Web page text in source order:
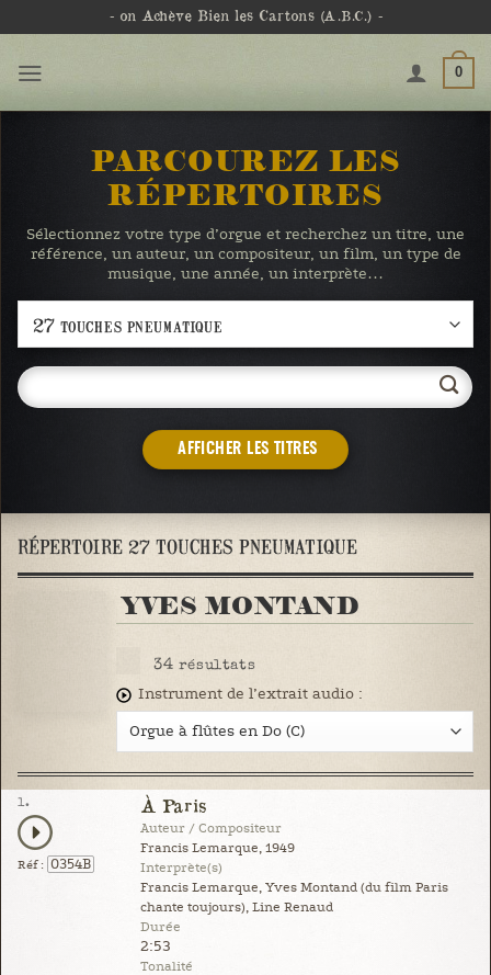
- on Achève Bien les Cartons (A.B.C.) -
0
PARCOUREZ LES
RÉPERTOIRES
Sélectionnez votre type d’orgue et recherchez un titre, une
référence, un auteur, un compositeur, un film, un type de
musique, une année, un interprète…
AFFICHER LES TITRES
RÉPERTOIRE 27 TOUCHES PNEUMATIQUE
YVES MONTAND
34 résultats
Instrument de l’extrait audio :
1.
Réf : 0354B
À Paris
Auteur / Compositeur
Francis Lemarque, 1949
Interprète(s)
Francis Lemarque, Yves Montand (du film Paris
chante toujours), Line Renaud
Durée
2:53
Tonalité